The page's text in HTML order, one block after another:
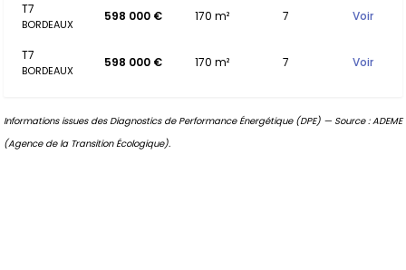
T7
BORDEAUX
598 000 € 170 m² 7 Voir
T7
BORDEAUX
598 000 € 170 m² 7 Voir
Informations issues des Diagnostics de Performance Énergétique (DPE) — Source : ADEME
(Agence de la Transition Écologique).